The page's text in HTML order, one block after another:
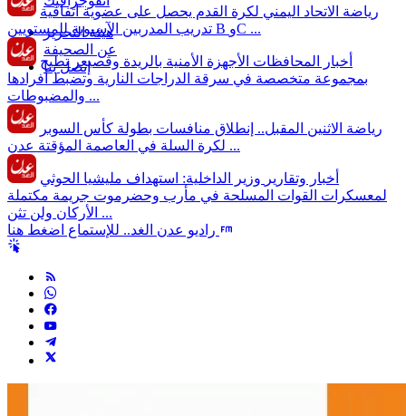
هيئة التحرير
عن الصحيفة
إتصل بنا
رياضة الاتحاد اليمني لكرة القدم يحصل على عضوية اتفاقية
تدريب المدربين الآسيوية للمستويين B وC ...
أخبار المحافظات الأجهزة الأمنية بالريدة وقصيعر تطيح
بمجموعة متخصصة في سرقة الدراجات النارية وتضبط أفرادها
والمضبوطات ...
رياضة الاثنين المقبل.. إنطلاق منافسات بطولة كأس السوبر
لكرة السلة في العاصمة المؤقتة عدن ...
أخبار وتقارير وزير الداخلية: استهداف مليشيا الحوثي
لمعسكرات القوات المسلحة في مأرب وحضرموت جريمة مكتملة
الأركان ولن تثن ...